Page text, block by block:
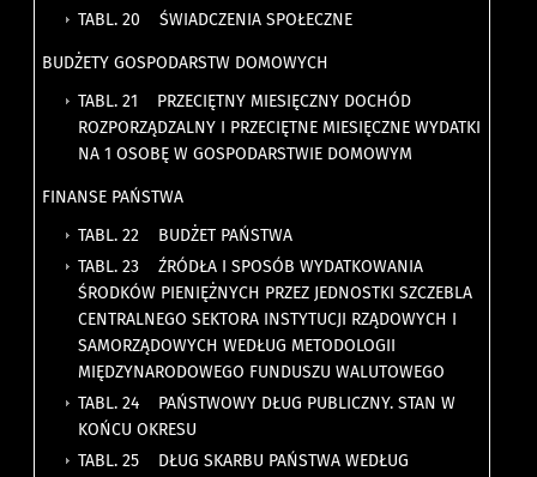
TABL. 20 ŚWIADCZENIA SPOŁECZNE
BUDŻETY GOSPODARSTW DOMOWYCH
TABL. 21 PRZECIĘTNY MIESIĘCZNY DOCHÓD
ROZPORZĄDZALNY I PRZECIĘTNE MIESIĘCZNE WYDATKI
NA 1 OSOBĘ W GOSPODARSTWIE DOMOWYM
FINANSE PAŃSTWA
TABL. 22 BUDŻET PAŃSTWA
TABL. 23 ŹRÓDŁA I SPOSÓB WYDATKOWANIA
ŚRODKÓW PIENIĘŻNYCH PRZEZ JEDNOSTKI SZCZEBLA
CENTRALNEGO SEKTORA INSTYTUCJI RZĄDOWYCH I
SAMORZĄDOWYCH WEDŁUG METODOLOGII
MIĘDZYNARODOWEGO FUNDUSZU WALUTOWEGO
TABL. 24 PAŃSTWOWY DŁUG PUBLICZNY. STAN W
KOŃCU OKRESU
TABL. 25 DŁUG SKARBU PAŃSTWA WEDŁUG